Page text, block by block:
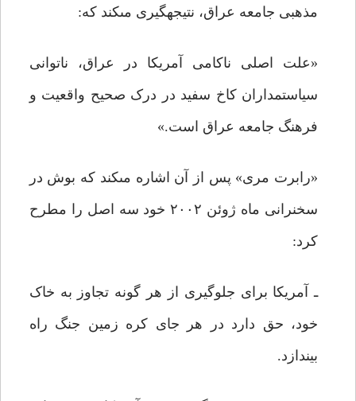
مذهبى جامعه عراق، نتیجه‏گیرى مى‏کند که:
«علت اصلى ناکامى آمریکا در عراق، ناتوانى
سیاستمداران کاخ سفید در درک صحیح واقعیت و
فرهنگ جامعه عراق است.»
«رابرت مرى» پس از آن اشاره مى‏کند که بوش در
سخنرانى ماه ژوئن ۲۰۰۲ خود سه اصل را مطرح
کرد:
ـ آمریکا براى جلوگیرى از هر گونه تجاوز به خاک
خود، حق دارد در هر جاى کره زمین جنگ راه
بیندازد.